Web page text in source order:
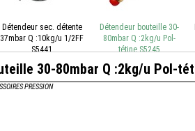
Détendeur sec. détente
37mbar Q :10kg/u 1/2FF
S5441
Détendeur bouteille 30-
80mbar Q :2kg/u Pol-
tétine S5245